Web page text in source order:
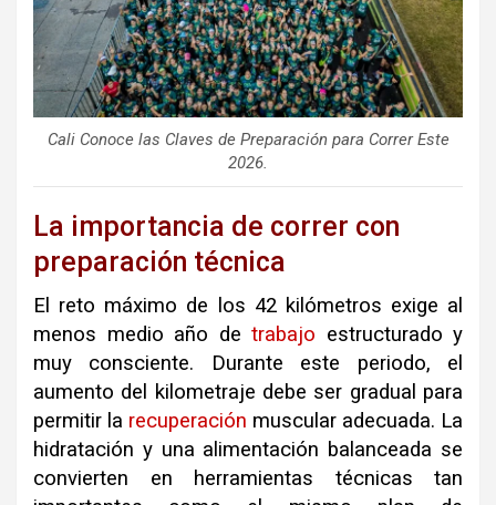
Cali Conoce las Claves de Preparación para Correr Este
2026.
La importancia de correr con
preparación técnica
El reto máximo de los 42 kilómetros exige al
menos medio año de trabajo estructurado y
muy consciente. Durante este periodo, el
aumento del kilometraje debe ser gradual para
permitir la recuperación muscular adecuada. La
hidratación y una alimentación balanceada se
convierten en herramientas técnicas tan